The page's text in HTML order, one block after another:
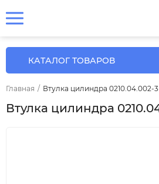
КАТАЛОГ ТОВАРОВ
Главная / Втулка цилиндра 0210.04.002-3
Втулка цилиндра